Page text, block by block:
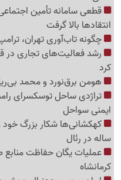
قطعی سامانه تأمین
انتقادها بالا گرفت
چگونه تاب‌آوری تهران،
کرد
هومن برق‌نورد و محمد
تراژدی ساحل توسکسرای
ایمنی سواحل
ساله در رئال
عملیات یگان حفاظت منابع
کرمانشاه